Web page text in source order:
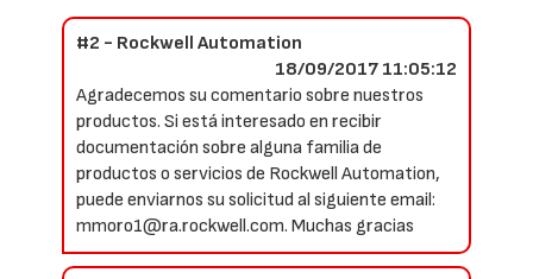
#2 - Rockwell Automation
18/09/2017 11:05:12
Agradecemos su comentario sobre nuestros
productos. Si está interesado en recibir
documentación sobre alguna familia de
productos o servicios de Rockwell Automation,
puede enviarnos su solicitud al siguiente email:
mmoro1@ra.rockwell.com. Muchas gracias